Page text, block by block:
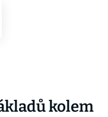
kolem